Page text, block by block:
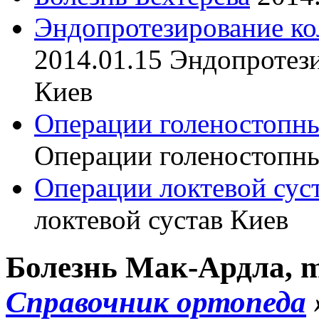
Эндопротезирование
2014.01.15
Киев
Операции
Операции
Операции локтевой
локтевой сустав Киев
Болезнь Мак-Ардла,
Справочник ортопеда